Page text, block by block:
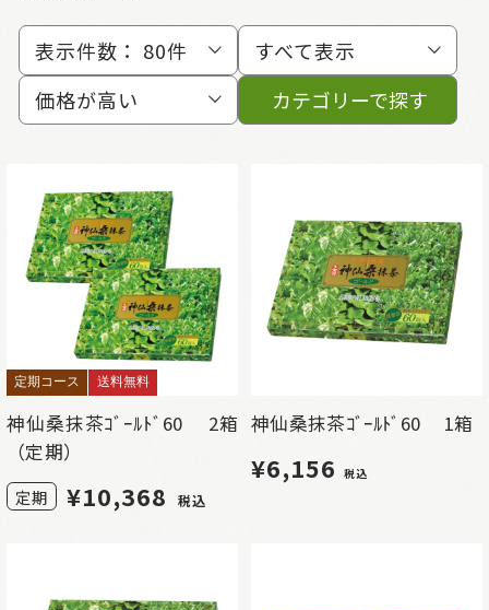
表示件数： 80件
すべて表示
価格が高い
カテゴリーで探す
定期コース 送料無料
神仙桑抹茶ｺﾞｰﾙﾄﾞ60 2箱
（定期）
定期 ¥10,368 税込
神仙桑抹茶ｺﾞｰﾙﾄﾞ60 1箱
¥6,156 税込